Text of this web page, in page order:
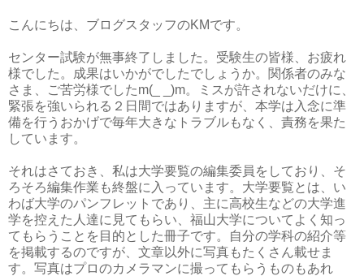
こんにちは、ブログスタッフのKMです。
センター試験が無事終了しました。受験生の皆様、お疲れ
様でした。成果はいかがでしたでしょうか。関係者のみな
さま、ご苦労様でしたm(_ _)m。ミスが許されないだけに、
緊張を強いられる２日間ではありますが、本学は入念に準
備を行うおかげで毎年大きなトラブルもなく、責務を果た
しています。
それはさておき、私は大学要覧の編集委員をしており、そ
ろそろ編集作業も終盤に入っています。大学要覧とは、い
わば大学のパンフレットであり、主に高校生などの大学進
学を控えた人達に見てもらい、福山大学についてよく知っ
てもらうことを目的とした冊子です。自分の学科の紹介等
を掲載するのですが、文章以外に写真もたくさん載せま
す。写真はプロのカメラマンに撮ってもらうものもあれ